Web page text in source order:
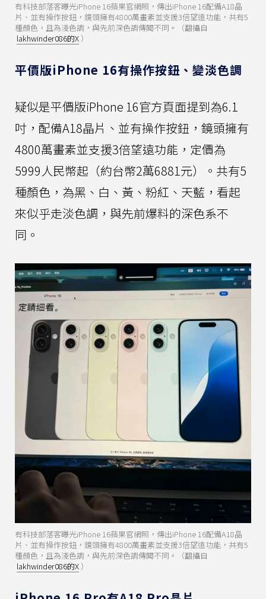
有科技部落客曝光iPhone 16蘋果官網照，傳出iPhone 16配備A18晶
片、並有操作按鈕，鏡頭擁有4800萬畫素並支援3倍望遠功能，共有5
種顏色，且為淺色調，與先前深色調傳聞不同。（翻攝自
lakhwinder086的X ）
平價版iPhone 16有操作按鈕、變淡色調
疑似是平價版iPhone 16官方頁面提到為6.1
吋，配備A18晶片、並有操作按鈕，鏡頭擁有
4800萬畫素並支援3倍望遠功能，定價為
5999人民幣起（約台幣2萬6881元）。共有5
種顏色，為黑、白、黃、粉紅、天藍，看起
來似乎走淡色調，與先前爆料的深色系不
同。
有科技部落客曝光iPhone 16蘋果官網照，傳出iPhone 16配備A18晶
片、並有操作按鈕，鏡頭擁有4800萬畫素並支援3倍望遠功能，共有5
種顏色，且為淺色調，與先前深色調傳聞不同。（翻攝自
lakhwinder086的X ）